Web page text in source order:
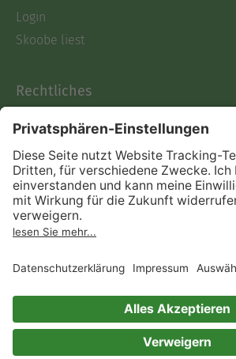
Login
Skoobe liest
Rechtliches
AGB
Informationen nach Data
Act
Verträge hier kündigen
Impressum
Immer ein gutes